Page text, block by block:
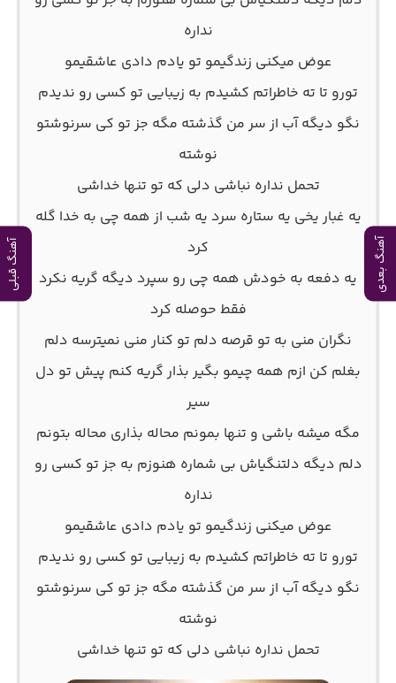
آهنگ بعدی آهنگ قبلی
نداره
عوض میکنی زندگیمو تو یادم دادی عاشقیمو
تورو تا ته خاطراتم کشیدم به زیبایی تو کسی رو ندیدم
نگو دیگه آب از سر من گذشته مگه جز تو کی سرنوشتو
نوشته
تحمل نداره نباشی دلی که تو تنها خداشی
یه غبار یخی یه ستاره سرد یه شب از همه چی به خدا گله
کرد
یه دفعه به خودش همه چی رو سپرد دیگه گریه نکرد
فقط حوصله کرد
نگران منی به تو قرصه دلم تو کنار منی نمیترسه دلم
بغلم کن ازم همه چیمو بگیر بذار گریه کنم پیش تو دل
سیر
مگه میشه باشی و تنها بمونم محاله بذاری محاله بتونم
دلم دیگه دلتنگیاش بی شماره هنوزم به جز تو کسی رو
نداره
عوض میکنی زندگیمو تو یادم دادی عاشقیمو
تورو تا ته خاطراتم کشیدم به زیبایی تو کسی رو ندیدم
نگو دیگه آب از سر من گذشته مگه جز تو کی سرنوشتو
نوشته
تحمل نداره نباشی دلی که تو تنها خداشی